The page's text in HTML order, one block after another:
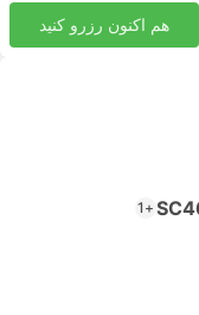
هم اکنون رزرو کنید
+1